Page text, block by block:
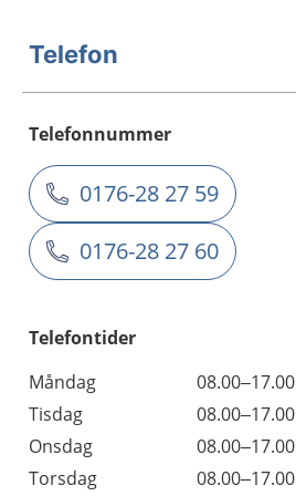
Telefon
Telefonnummer
0176-28 27 59
0176-28 27 60
Telefontider
Måndag
08.00–17.00
Tisdag
08.00–17.00
Onsdag
08.00–17.00
Torsdag
08.00–17.00